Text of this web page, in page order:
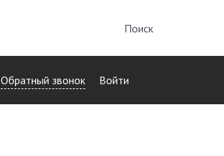
Поиск
Обратный звонок Войти